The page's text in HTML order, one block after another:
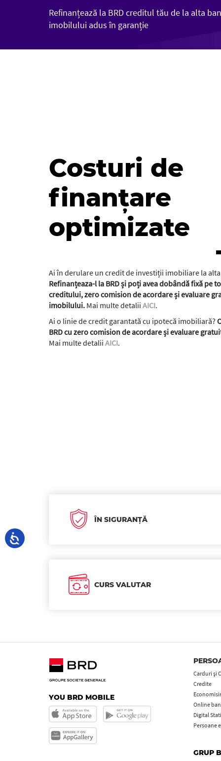
Refinanțează la BRD creditul tău de la alta
imobilului adus în garanție
Costuri de
finanțare
optimizate
Ai în derulare un credit de investiții imobiliare la
Refinanțeaza-l la BRD și poți avea dobândă fixă pe
creditului, zero comision de acordare și evaluare
imobilului. Mai multe detalii AICI.
Ai o linie de credit garantată cu ipotecă imobiliară?
BRD cu zero comision de acordare și evaluare
Mai multe detalii AICI.
ÎN SIGURANȚĂ
CURS VALUTAR
YOU BRD MOBILE
Carduri şi
Credite
Online
Digital
Persoane
GRUP